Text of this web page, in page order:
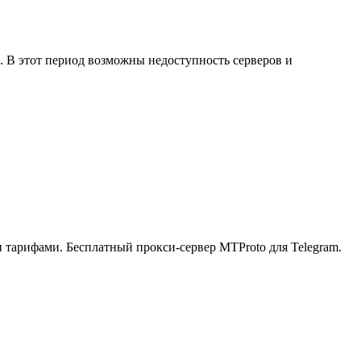
В этот период возможны недоступность серверов и
Бесплатный прокси-сервер MTProto для Telegram.